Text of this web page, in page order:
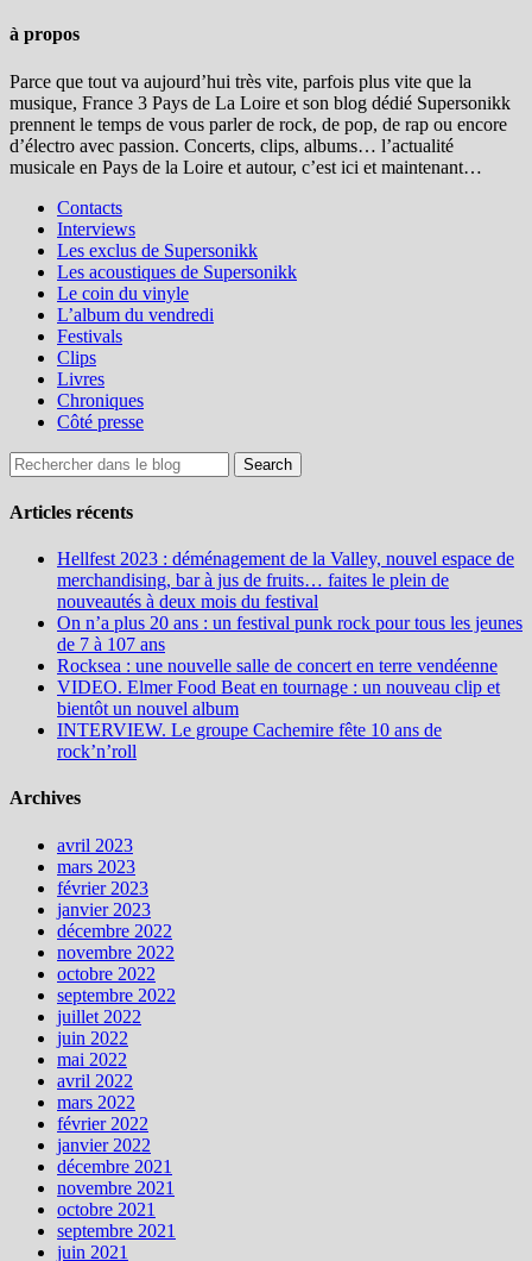
à propos
Parce que tout va aujourd’hui très vite, parfois plus vite que la
musique, France 3 Pays de La Loire et son blog dédié Supersonikk
prennent le temps de vous parler de rock, de pop, de rap ou encore
d’électro avec passion. Concerts, clips, albums… l’actualité
musicale en Pays de la Loire et autour, c’est ici et maintenant…
Contacts
Interviews
Les exclus de Supersonikk
Les acoustiques de Supersonikk
Le coin du vinyle
L’album du vendredi
Festivals
Clips
Livres
Chroniques
Côté presse
Articles récents
Hellfest 2023 : déménagement de la Valley, nouvel espace de
merchandising, bar à jus de fruits… faites le plein de
nouveautés à deux mois du festival
On n’a plus 20 ans : un festival punk rock pour tous les jeunes
de 7 à 107 ans
Rocksea : une nouvelle salle de concert en terre vendéenne
VIDEO. Elmer Food Beat en tournage : un nouveau clip et
bientôt un nouvel album
INTERVIEW. Le groupe Cachemire fête 10 ans de
rock’n’roll
Archives
avril 2023
mars 2023
février 2023
janvier 2023
décembre 2022
novembre 2022
octobre 2022
septembre 2022
juillet 2022
juin 2022
mai 2022
avril 2022
mars 2022
février 2022
janvier 2022
décembre 2021
novembre 2021
octobre 2021
septembre 2021
juin 2021